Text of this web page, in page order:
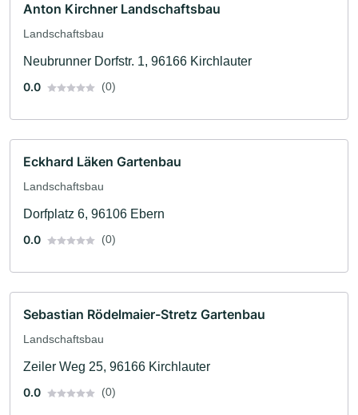
Anton Kirchner Landschaftsbau
Landschaftsbau
Neubrunner Dorfstr. 1, 96166 Kirchlauter
0.0
(0)
Eckhard Läken Gartenbau
Landschaftsbau
Dorfplatz 6, 96106 Ebern
0.0
(0)
Sebastian Rödelmaier-Stretz Gartenbau
Landschaftsbau
Zeiler Weg 25, 96166 Kirchlauter
0.0
(0)